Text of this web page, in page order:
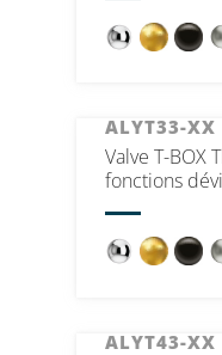
ALYT33-XX
Valve T-BOX
fonctions
ALYT43-XX